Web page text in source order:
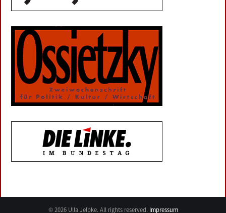
© 2026 Ulla Jelpke. All rights reserved. Impressum